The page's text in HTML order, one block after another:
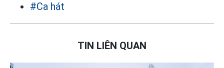
#Ca hát
TIN LIÊN QUAN